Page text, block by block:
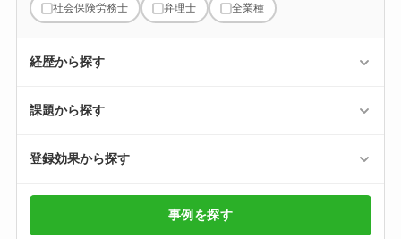
社会保険労務士 弁理士 全業種
経歴から探す
課題から探す
登録効果から探す
事例を探す